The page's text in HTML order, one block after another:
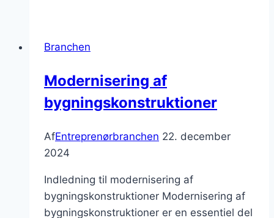
Branchen
Modernisering af
bygningskonstruktioner
AfEntreprenørbranchen 22. december
2024
Indledning til modernisering af
bygningskonstruktioner Modernisering af
bygningskonstruktioner er en essentiel del